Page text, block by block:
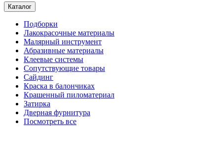
Каталог
Подборки
Лакокрасочные материалы
Малярный инструмент
Абразивные материалы
Клеевые системы
Сопутствующие товары
Сайдинг
Краска в балончиках
Крашенный пиломатериал
Затирка
Дверная фурнитура
Посмотреть все